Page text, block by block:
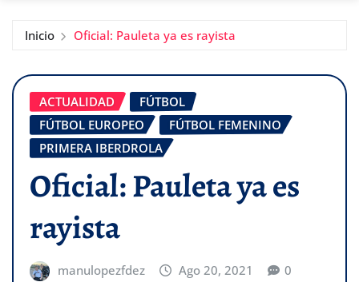
Inicio Oficial: Pauleta ya es rayista
ACTUALIDAD
FÚTBOL
FÚTBOL EUROPEO
FÚTBOL FEMENINO
PRIMERA IBERDROLA
Oficial: Pauleta ya es
rayista
manulopezfdez Ago 20, 2021 0